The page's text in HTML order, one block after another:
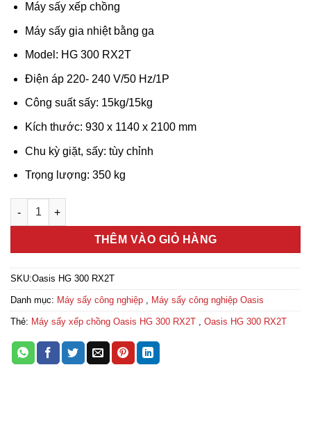
Máy sấy xếp chồng
Máy sấy gia nhiệt bằng ga
Model: HG 300 RX2T
Điện áp 220- 240 V/50 Hz/1P
Công suất sấy: 15kg/15kg
Kích thước: 930 x 1140 x 2100 mm
Chu kỳ giặt, sấy: tùy chỉnh
Trọng lượng: 350 kg
Máy sấy xếp chồng Oasis HG 300 RX2T số lượng
THÊM VÀO GIỎ HÀNG
SKU:Oasis HG 300 RX2T
Danh mục: Máy sấy công nghiệp Máy sấy công nghiệp Oasis
Thẻ: Máy sấy xếp chồng Oasis HG 300 RX2T Oasis HG 300 RX2T